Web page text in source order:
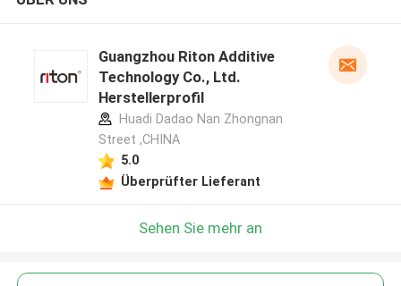
Guangzhou Riton Additive
Technology Co., Ltd.
Herstellerprofil
Huadi Dadao Nan Zhongnan
Street ,CHINA
5.0
Überprüfter Lieferant
Sehen Sie mehr an